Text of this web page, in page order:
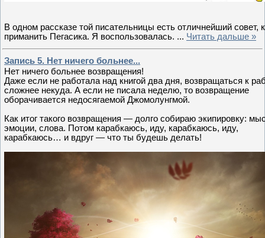
В одном рассказе той писательницы есть отличнейший совет,
приманить Пегасика. Я воспользовалась. ... Читать дальше »
Запись 5. Нет ничего больнее...
Нет ничего больнее возвращения!
Даже если не работала над книгой два дня, возвращаться к
сложнее некуда. А если не писала неделю, то возвращение
оборачивается недосягаемой Джомолунгмой.
Как итог такого возвращения — долго собираю экипировку:
эмоции, слова. Потом карабкаюсь, иду, карабкаюсь, иду,
карабкаюсь… и вдруг — что ты будешь делать!